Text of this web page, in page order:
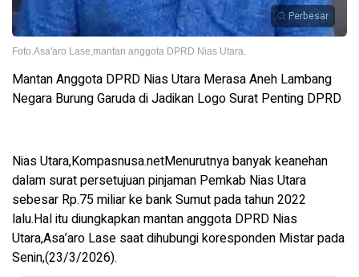
Perbesar
Foto.Asa'aro Lase,mantan anggota DPRD Nias Utara.
Mantan Anggota DPRD Nias Utara Merasa Aneh Lambang
Negara Burung Garuda di Jadikan Logo Surat Penting DPRD
Nias Utara,Kompasnusa.netMenurutnya banyak keanehan
dalam surat persetujuan pinjaman Pemkab Nias Utara
sebesar Rp.75 miliar ke bank Sumut pada tahun 2022
lalu.Hal itu diungkapkan mantan anggota DPRD Nias
Utara,Asa’aro Lase saat dihubungi koresponden Mistar pada
Senin,(23/3/2026).